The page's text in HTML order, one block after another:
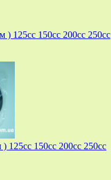
) 125cc 150cc 200cc 250cc
125cc 150cc 200cc 250cc